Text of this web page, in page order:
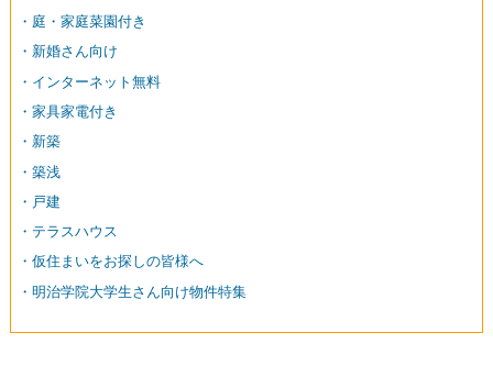
・庭・家庭菜園付き
・新婚さん向け
・インターネット無料
・家具家電付き
・新築
・築浅
・戸建
・テラスハウス
・仮住まいをお探しの皆様へ
・明治学院大学生さん向け物件特集